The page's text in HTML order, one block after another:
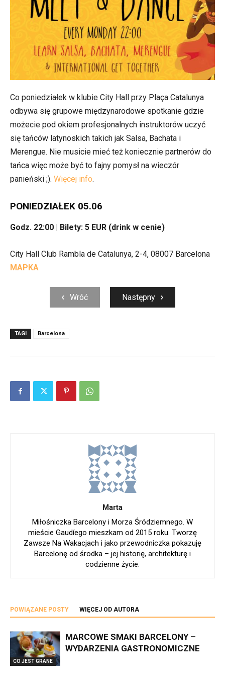
Co poniedziałek w klubie City Hall przy Plaça Catalunya
odbywa się grupowe międzynarodowe spotkanie gdzie
możecie pod okiem profesjonalnych instruktorów uczyć
się tańców latynoskich takich jak Salsa, Bachata i
Merengue. Nie musicie mieć też koniecznie partnerów do
tańca więc może być to fajny pomysł na wieczór
panieński ;). Więcej info.
PONIEDZIAŁEK 05.06
Godz. 22:00 | Bilety: 5 EUR (drink w cenie)
City Hall Club Rambla de Catalunya, 2-4, 08007 Barcelona
MAPKA
Wróć Następny
TAGI Barcelona
Marta
Miłośniczka Barcelony i Morza Śródziemnego. W
mieście Gaudíego mieszkam od 2015 roku. Tworzę
Zawsze Na Wakacjach i jako przewodniczka pokazuję
Barcelonę od środka – jej historię, architekturę i
codzienne życie.
POWIĄZANE POSTY WIĘCEJ OD AUTORA
CO JEST GRANE
MARCOWE SMAKI BARCELONY –
WYDARZENIA GASTRONOMICZNE